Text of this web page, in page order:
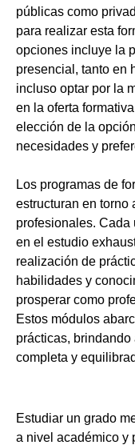
públicas como
para realizar esta
opciones incluye la
presencial, tanto en
incluso optar por la
en la oferta
elección de la
necesidades y
Los programas de
estructuran en torno
profesionales. Cada
en el estudio
realización de
habilidades y
prosperar como
Estos módulos
prácticas,
completa y
Estudiar un grado
a nivel académico y